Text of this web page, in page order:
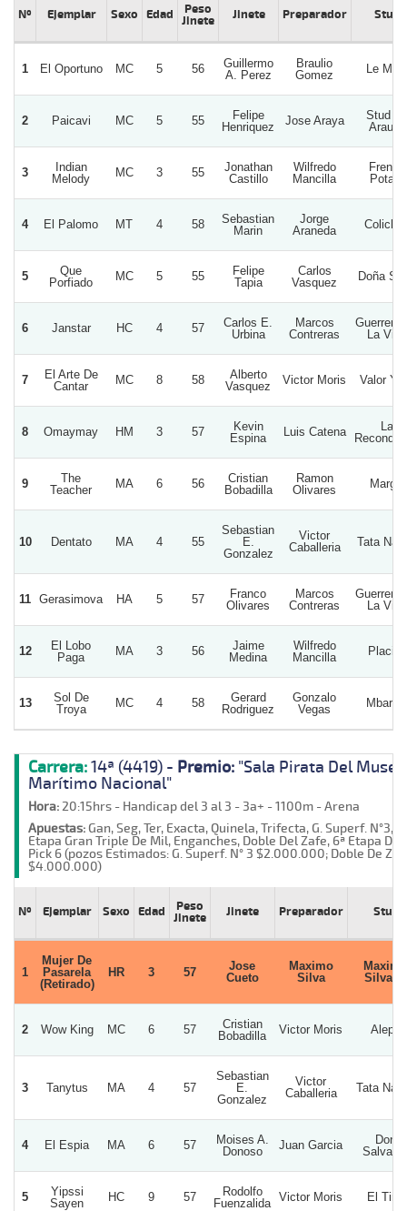
Nº Ejemplar Sexo Edad
Peso
Jinete
Jinete Preparador Stud
1 El Oportuno MC 5 56
Guillermo
A. Perez
Braulio
Gomez
Le
2 Paicavi MC 5 55
Felipe
Henriquez
Jose Araya
Stud
Arauco
3
Indian
Melody
MC 3 55
Jonathan
Castillo
Wilfredo
Mancilla
French
Potato
4 El Palomo MT 4 58
Sebastian
Marin
Jorge
Araneda
5
Que
Porfiado
MC 5 55
Felipe
Tapia
Carlos
Vasquez
Doña
6 Janstar HC 4 57
Carlos E.
Urbina
Marcos
Contreras
Guerrero
La Vida
7
El Arte De
Cantar
MC 8 58
Alberto
Vasquez
Victor Moris Valor Y
8 Omaymay HM 3 57
Kevin
Espina
Luis Catena
La
9
The
Teacher
MA 6 56
Cristian
Bobadilla
Ramon
Olivares
Margal
10 Dentato MA 4 55
Sebastian
E.
Gonzalez
Victor
Caballeria
Tata
11 Gerasimova HA 5 57
Franco
Olivares
Marcos
Contreras
Guerrero
La Vida
12
El Lobo
Paga
MA 3 56
Jaime
Medina
Wilfredo
Mancilla
Placilla
13
Sol De
Troya
MC 4 58
Gerard
Rodriguez
Gonzalo
Vegas
Carrera:14ª (4419) - Premio: "Sala Pirata Del Museo
Marítimo Nacional"
Hora:20:15hrs - Handicap del 3 al 3 - 3a+ - 1100m - Arena
Apuestas:Gan, Seg, Ter, Exacta, Quinela, Trifecta, G. Superf. N°3,
Etapa Gran Triple De Mil, Enganches, Doble Del Zafe, 6ª Etapa Del
Pick 6 (pozos Estimados: G. Superf. N° 3 $2.000.000; Doble De
$4.000.000)
Nº Ejemplar Sexo Edad
Peso
Jinete
Jinete Preparador Stud
1
Mujer De
Pasarela
(Retirado)
HR 3 57
Jose
Cueto
Maximo
Silva
Maximo
Silva D.
2 Wow King MC 6 57
Cristian
Bobadilla
Victor Moris Aleph
3 Tanytus MA 4 57
Sebastian
E.
Gonzalez
Victor
Caballeria
Tata
4 El Espia MA 6 57
Moises A.
Donoso
Juan Garcia
Don
5
Yipssi
Sayen
HC 9 57
Rodolfo
Fuenzalida Victor Moris El Tirol